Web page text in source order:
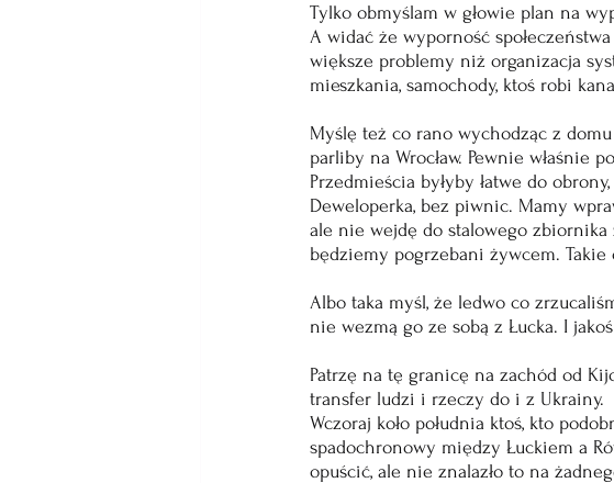
Tylko obmyślam w głowie plan na
A widać że wyporność
większe problemy niż organizacja
mieszkania, samochody, ktoś robi
Myślę też co rano wychodząc z
parliby na Wrocław. Pewnie właśnie
Przedmieścia byłyby łatwe do
Deweloperka, bez piwnic. Mamy
ale nie wejdę do stalowego
będziemy pogrzebani żywcem.
Albo taka myśl, że ledwo co
nie wezmą go ze sobą z Łucka. I
Patrzę na tę granicę na zachód od
transfer ludzi i rzeczy do i z Ukrainy.
Wczoraj koło południa ktoś, kto
spadochronowy między Łuckiem a
opuścić, ale nie znalazło to na